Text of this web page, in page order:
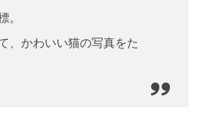
。
、かわいい猫の写真をた